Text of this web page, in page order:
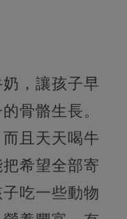
，讓孩子早
骨骼生長。
且天天喝牛
希望全部寄
吃一些動物